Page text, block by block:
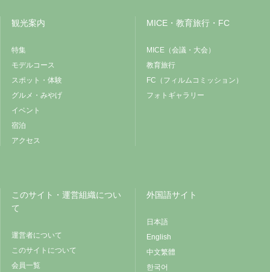
観光案内
特集
モデルコース
スポット・体験
グルメ・みやげ
イベント
宿泊
アクセス
MICE・教育旅行・FC
MICE（会議・大会）
教育旅行
FC（フィルムコミッション）
フォトギャラリー
このサイト・運営組織につい
て
運営者について
このサイトについて
会員一覧
外国語サイト
日本語
English
中文繁體
한국어